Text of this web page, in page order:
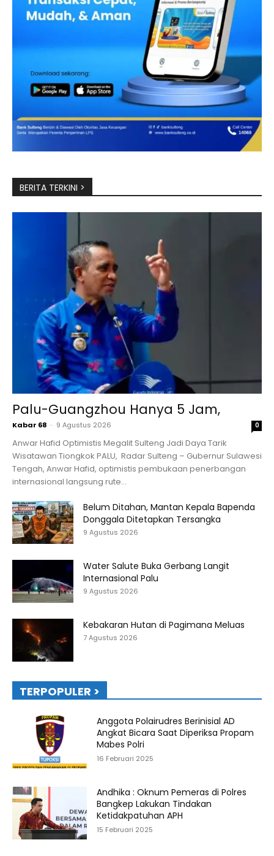
BERITA TERKINI >
Palu-Guangzhou Hanya 5 Jam,
Kabar 68 - 9 Agustus 2026 0
Anwar Hafid Optimistis Megalit Sulteng Jadi Daya Tarik
Wisatawan Tiongkok PALU, Radar Sulteng – Gubernur Sulawesi
Tengah, Anwar Hafid, optimistis pembukaan penerbangan
internasional langsung rute...
Belum Ditahan, Mantan Kepala Bapenda
Donggala Ditetapkan Tersangka
9 Agustus 2026
Water Salute Buka Gerbang Langit
Internasional Palu
9 Agustus 2026
Kebakaran Hutan di Pagimana Meluas
7 Agustus 2026
TERPOPULER >
Anggota Polairudres Berinisial AD
Angkat Bicara Saat Diperiksa Propam
Mabes Polri
16 Februari 2025
Andhika : Oknum Pemeras di Polres
Bangkep Lakukan Tindakan
Ketidakpatuhan APH
15 Februari 2025